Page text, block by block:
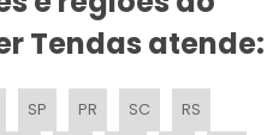
Tendas atende:
SP PR SC
RS